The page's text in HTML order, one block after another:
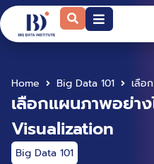
Home Big Data 101
เลือกแผนภาพอย่าง
Visualization
Big Data 101